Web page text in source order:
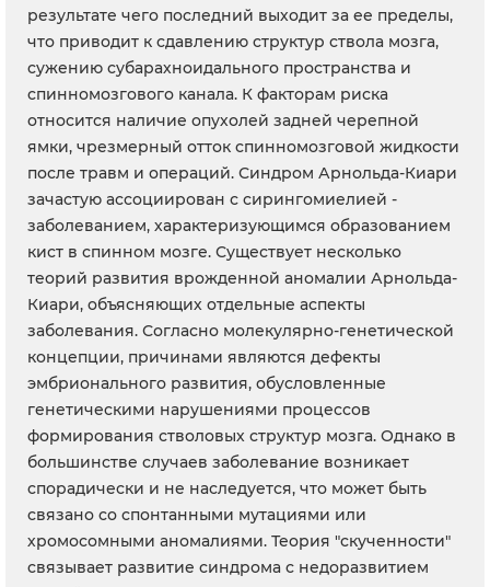
результате чего последний выходит за ее пределы,
что приводит к сдавлению структур ствола мозга,
сужению субарахноидального пространства и
спинномозгового канала. К факторам риска
относится наличие опухолей задней черепной
ямки, чрезмерный отток спинномозговой жидкости
после травм и операций. Синдром Арнольда-Киари
зачастую ассоциирован с сирингомиелией -
заболеванием, характеризующимся образованием
кист в спинном мозге. Существует несколько
теорий развития врожденной аномалии Арнольда-
Киари, объясняющих отдельные аспекты
заболевания. Согласно молекулярно-генетической
концепции, причинами являются дефекты
эмбрионального развития, обусловленные
генетическими нарушениями процессов
формирования стволовых структур мозга. Однако в
большинстве случаев заболевание возникает
спорадически и не наследуется, что может быть
связано со спонтанными мутациями или
хромосомными аномалиями. Теория "скученности"
связывает развитие синдрома с недоразвитием